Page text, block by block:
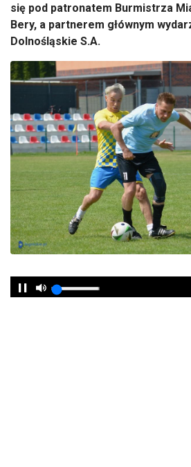
się pod patronatem Burmistrza
Bery, a partnerem głównym
Dolnośląskie S.A.